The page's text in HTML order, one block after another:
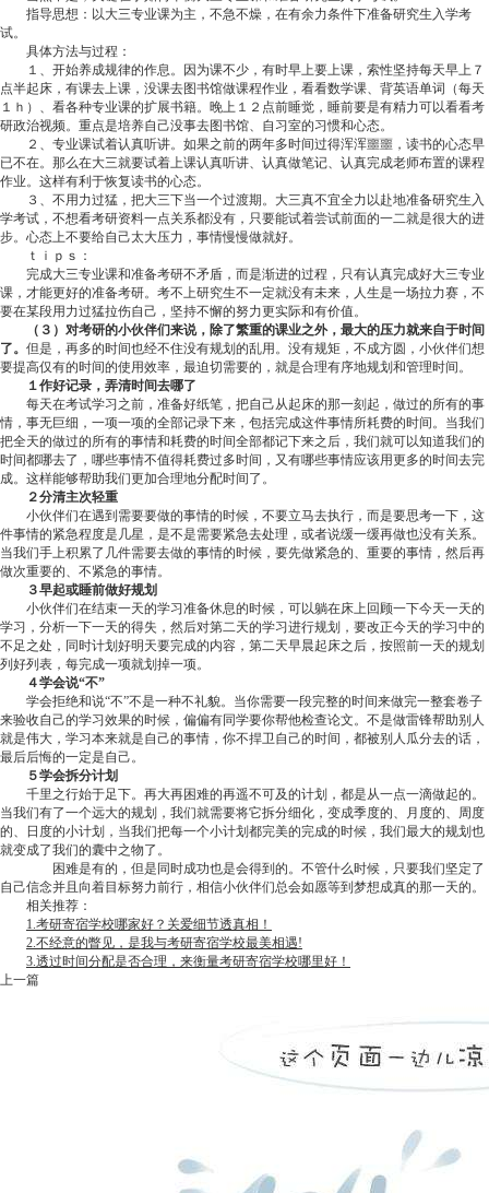
指导思想：以大三专业课为主，不急不燥，在有余力条件下准备研究生入学考
试。
具体方法与过程：
１、开始养成规律的作息。因为课不少，有时早上要上课，索性坚持每天早上７
点半起床，有课去上课，没课去图书馆做课程作业，看看数学课、背英语单词（每天
１ｈ）、看各种专业课的扩展书籍。晚上１２点前睡觉，睡前要是有精力可以看看考
研政治视频。重点是培养自己没事去图书馆、自习室的习惯和心态。
２、专业课试着认真听讲。如果之前的两年多时间过得浑浑噩噩，读书的心态早
已不在。那么在大三就要试着上课认真听讲、认真做笔记、认真完成老师布置的课程
作业。这样有利于恢复读书的心态。
３、不用力过猛，把大三下当一个过渡期。大三真不宜全力以赴地准备研究生入
学考试，不想看考研资料一点关系都没有，只要能试着尝试前面的一二就是很大的进
步。心态上不要给自己太大压力，事情慢慢做就好。
ｔｉｐｓ：
完成大三专业课和准备考研不矛盾，而是渐进的过程，只有认真完成好大三专业
课，才能更好的准备考研。考不上研究生不一定就没有未来，人生是一场拉力赛，不
要在某段用力过猛拉伤自己，坚持不懈的努力更实际和有价值。
（３） 对考研的小伙伴们来说，除了繁重的课业之外，最大的压力就来自于时间
了。 但是，再多的时间也经不住没有规划的乱用。没有规矩，不成方圆，小伙伴们想
要提高仅有的时间的使用效率，最迫切需要的，就是合理有序地规划和管理时间。
１作好记录，弄清时间去哪了
每天在考试学习之前，准备好纸笔，把自己从起床的那一刻起，做过的所有的事
情，事无巨细，一项一项的全部记录下来，包括完成这件事情所耗费的时间。当我们
把全天的做过的所有的事情和耗费的时间全部都记下来之后，我们就可以知道我们的
时间都哪去了，哪些事情不值得耗费过多时间，又有哪些事情应该用更多的时间去完
成。这样能够帮助我们更加合理地分配时间了。
２分清主次轻重
小伙伴们在遇到需要要做的事情的时候，不要立马去执行，而是要思考一下，这
件事情的紧急程度是几星，是不是需要紧急去处理，或者说缓一缓再做也没有关系。
当我们手上积累了几件需要去做的事情的时候，要先做紧急的、重要的事情，然后再
做次重要的、不紧急的事情。
３早起或睡前做好规划
小伙伴们在结束一天的学习准备休息的时候，可以躺在床上回顾一下今天一天的
学习，分析一下一天的得失，然后对第二天的学习进行规划，要改正今天的学习中的
不足之处，同时计划好明天要完成的内容，第二天早晨起床之后，按照前一天的规划
列好列表，每完成一项就划掉一项。
４学会说“不”
学会拒绝和说“不”不是一种不礼貌。当你需要一段完整的时间来做完一整套卷子
来验收自己的学习效果的时候，偏偏有同学要你帮他检查论文。不是做雷锋帮助别人
就是伟大，学习本来就是自己的事情，你不捍卫自己的时间，都被别人瓜分去的话，
最后后悔的一定是自己。
５学会拆分计划
千里之行始于足下。再大再困难的再遥不可及的计划，都是从一点一滴做起的。
当我们有了一个远大的规划，我们就需要将它拆分细化，变成季度的、月度的、周度
的、日度的小计划，当我们把每一个小计划都完美的完成的时候，我们最大的规划也
就变成了我们的囊中之物了。
困难是有的，但是同时成功也是会得到的。不管什么时候，只要我们坚定了
自己信念并且向着目标努力前行，相信小伙伴们总会如愿等到梦想成真的那一天的。
相关推荐：
1.考研寄宿学校哪家好？关爱细节透真相！
2.不经意的瞥见，是我与考研寄宿学校最美相遇!
3.透过时间分配是否合理，来衡量考研寄宿学校哪里好！
上一篇